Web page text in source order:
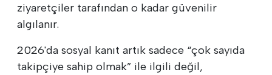
ziyaretçiler tarafından o kadar güvenilir
algılanır.
2026'da sosyal kanıt artık sadece “çok sayıda
takipçiye sahip olmak” ile ilgili değil,